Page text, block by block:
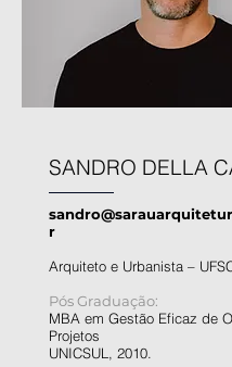
SANDRO DELLA
r
Arquiteto e Urbanista –
Pós Graduação:
MBA em Gestão Eficaz de
Projetos
UNICSUL, 2010.